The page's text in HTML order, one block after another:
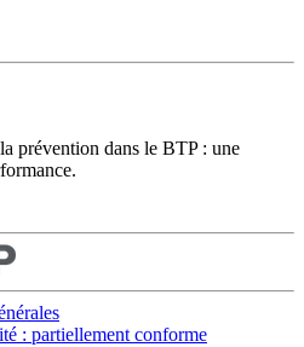
prévention dans le BTP : une
: partiellement conforme